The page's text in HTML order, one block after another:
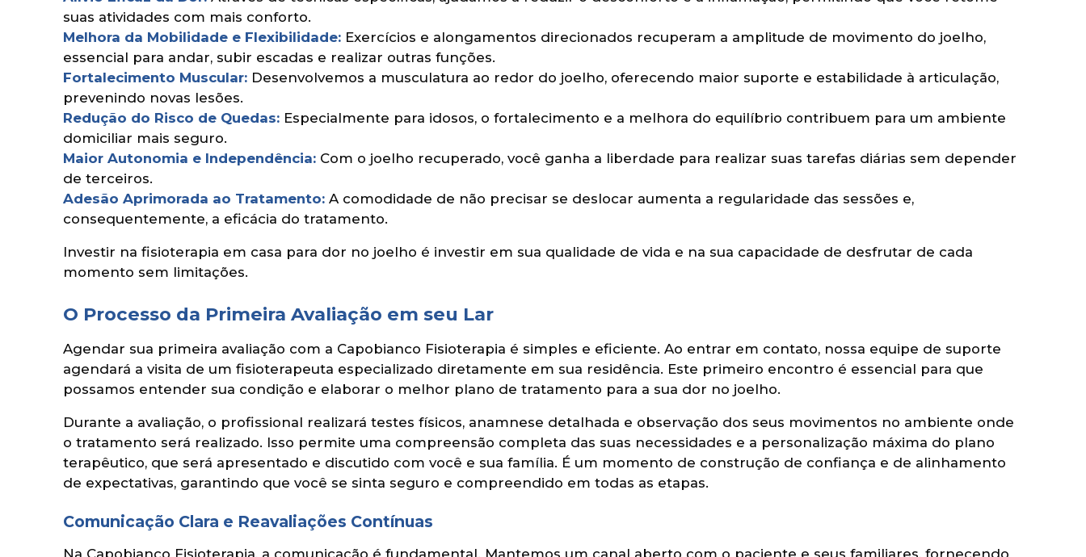
suas atividades com mais conforto.
Melhora da Mobilidade e Flexibilidade: Exercícios e alongamentos direcionados recuperam a amplitude de movimento do joelho,
essencial para andar, subir escadas e realizar outras funções.
Fortalecimento Muscular: Desenvolvemos a musculatura ao redor do joelho, oferecendo maior suporte e estabilidade à articulação,
prevenindo novas lesões.
Redução do Risco de Quedas: Especialmente para idosos, o fortalecimento e a melhora do equilíbrio contribuem para um ambiente
domiciliar mais seguro.
Maior Autonomia e Independência: Com o joelho recuperado, você ganha a liberdade para realizar suas tarefas diárias sem depender
de terceiros.
Adesão Aprimorada ao Tratamento: A comodidade de não precisar se deslocar aumenta a regularidade das sessões e,
consequentemente, a eficácia do tratamento.
Investir na fisioterapia em casa para dor no joelho é investir em sua qualidade de vida e na sua capacidade de desfrutar de cada
momento sem limitações.
O Processo da Primeira Avaliação em seu Lar
Agendar sua primeira avaliação com a Capobianco Fisioterapia é simples e eficiente. Ao entrar em contato, nossa equipe de suporte
agendará a visita de um fisioterapeuta especializado diretamente em sua residência. Este primeiro encontro é essencial para que
possamos entender sua condição e elaborar o melhor plano de tratamento para a sua dor no joelho.
Durante a avaliação, o profissional realizará testes físicos, anamnese detalhada e observação dos seus movimentos no ambiente onde
o tratamento será realizado. Isso permite uma compreensão completa das suas necessidades e a personalização máxima do plano
terapêutico, que será apresentado e discutido com você e sua família. É um momento de construção de confiança e de alinhamento
de expectativas, garantindo que você se sinta seguro e compreendido em todas as etapas.
Comunicação Clara e Reavaliações Contínuas
Na Capobianco Fisioterapia, a comunicação é fundamental. Mantemos um canal aberto com o paciente e seus familiares, fornecendo